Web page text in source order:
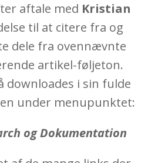
aftale med Kristian
til at citere fra og
dele fra ovennævnte
artikel-føljeton.
downloades i sin fulde
under menupunktet:
og Dokumentation